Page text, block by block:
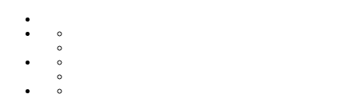
Administración
Capacitación
Desarrollo